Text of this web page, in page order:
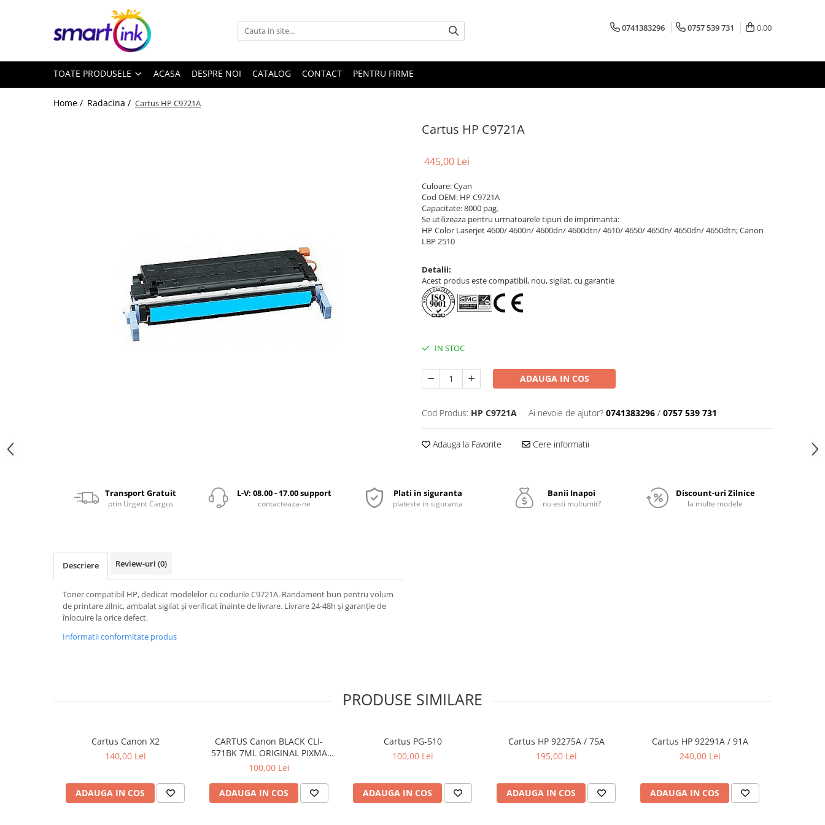
Toate Produsele
Pentru firme
0741383296 0757 539 731 0,00
TOATE PRODUSELE ACASA DESPRE NOI CATALOG CONTACT PENTRU FIRME
Home / Radacina / Cartus HP C9721A
Cartus HP C9721A
445,00 Lei
Culoare: Cyan
Cod OEM: HP C9721A
Capacitate: 8000 pag.
Se utilizeaza pentru urmatoarele tipuri de imprimanta:
HP Color Laserjet 4600/ 4600n/ 4600dn/ 4600dtn/ 4610/ 4650/ 4650n/ 4650dn/ 4650dtn; Canon
LBP 2510
Detalii:
Acest produs este compatibil, nou, sigilat, cu garantie
IN STOC
ADAUGA IN COS
Cod Produs: HP C9721A Ai nevoie de ajutor? 0741383296 / 0757 539 731
Adauga la Favorite Cere informatii
Transport Gratuit
prin Urgent Cargus
L-V: 08.00 - 17.00 support
contacteaza-ne
Plati in siguranta
plateste in siguranta
Banii Inapoi
nu esti multumit?
Discount-uri Zilnice
la multe modele
Descriere Review-uri (0)
Toner compatibil HP, dedicat modelelor cu codurile C9721A. Randament bun pentru volum
de printare zilnic, ambalat sigilat și verificat înainte de livrare. Livrare 24-48h și garanție de
înlocuire la orice defect.
Informatii conformitate produs
PRODUSE SIMILARE
Cartus Canon X2
140,00 Lei
ADAUGA IN COS
CARTUS Canon BLACK CLI-
571BK 7ML ORIGINAL PIXMA
MG6850
100,00 Lei
ADAUGA IN COS
Cartus PG-510
100,00 Lei
ADAUGA IN COS
Cartus HP 92275A / 75A
195,00 Lei
ADAUGA IN COS
Cartus HP 92291A / 91A
240,00 Lei
ADAUGA IN COS